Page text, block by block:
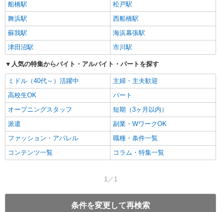
船橋駅
松戸駅
舞浜駅
西船橋駅
蘇我駅
海浜幕張駅
津田沼駅
市川駅
人気の特集からバイト・アルバイト・パートを探す
ミドル（40代～）活躍中
主婦・主夫歓迎
高校生OK
パート
オープニングスタッフ
短期（3ヶ月以内）
派遣
副業・WワークOK
ファッション・アパレル
職種・条件一覧
コンテンツ一覧
コラム・特集一覧
1／1
条件を変更して再検索